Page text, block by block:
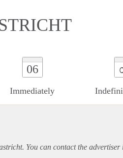
06
Immediately
You can contact the advertiser